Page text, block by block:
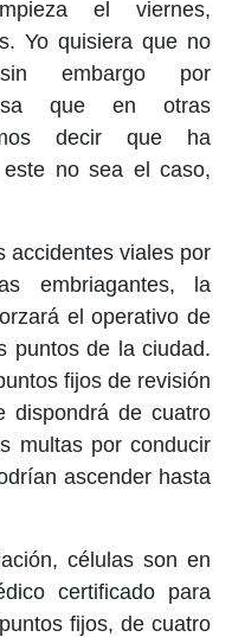
el viernes,
Yo quisiera que no
embargo por
que en otras
decir que ha
no sea el caso,
accidentes viales por
embriagantes, la
el operativo de
puntos de la ciudad.
fijos de revisión
dispondrá de cuatro
multas por conducir
ascender hasta
células son en
certificado para
fijos, de cuatro